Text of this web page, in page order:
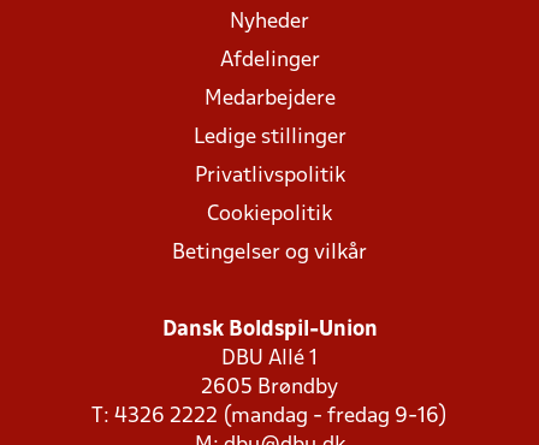
Nyheder
Afdelinger
Medarbejdere
Ledige stillinger
Privatlivspolitik
Cookiepolitik
Betingelser og vilkår
Dansk Boldspil-Union
DBU Allé 1
2605 Brøndby
T: 4326 2222 (mandag - fredag 9-16)